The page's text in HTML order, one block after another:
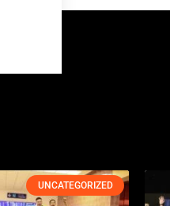
UNCATEGORIZED